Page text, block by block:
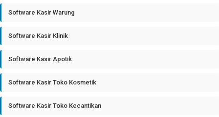
Software Kasir Warung
Software Kasir Klinik
Software Kasir Apotik
Software Kasir Toko Kosmetik
Software Kasir Toko Kecantikan